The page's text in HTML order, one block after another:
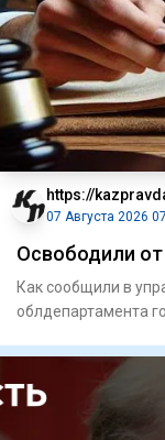
https://
07 Августа 2026
Освободили
Как сообщили в
облдепартамента